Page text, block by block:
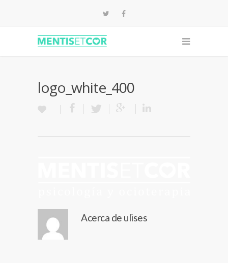
logo_white_400
Acerca de ulises